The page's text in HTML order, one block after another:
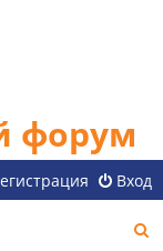
форум
Вход